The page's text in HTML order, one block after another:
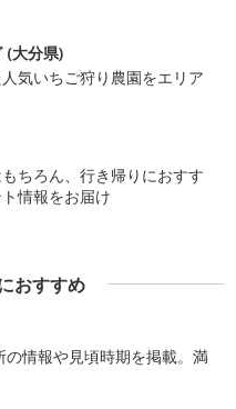
(大分県)
気いちご狩り農園をエリア
ちろん、行き帰りにおすす
情報をお届け
おすすめ
情報や見頃時期を掲載。満